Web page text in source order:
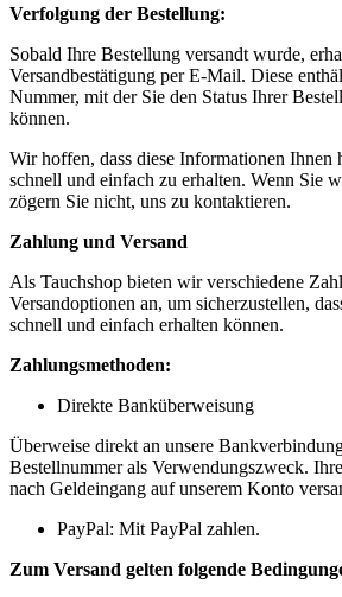
Verfolgung der Bestellung:
Sobald Ihre Bestellung versandt wurde,
Versandbestätigung per E-Mail. Diese
Nummer, mit der Sie den Status Ihrer
können.
Wir hoffen, dass diese Informationen Ihnen
schnell und einfach zu erhalten. Wenn Sie
zögern Sie nicht, uns zu kontaktieren.
Zahlung und Versand
Als Tauchshop bieten wir verschiedene
Versandoptionen an, um sicherzustellen,
schnell und einfach erhalten können.
Zahlungsmethoden:
Direkte Banküberweisung
Überweise direkt an unsere
Bestellnummer als Verwendungszweck.
nach Geldeingang auf unserem Konto
PayPal: Mit PayPal zahlen.
Zum Versand gelten folgende